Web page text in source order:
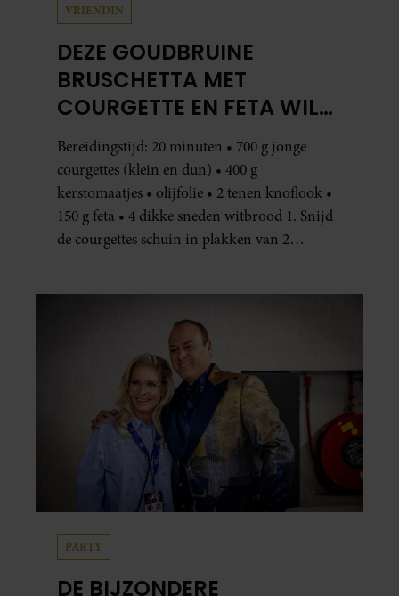
VRIENDIN
DEZE GOUDBRUINE
BRUSCHETTA MET
COURGETTE EN FETA WIL
JE METEEN MAKEN
Bereidingstijd: 20 minuten • 700 g jonge
courgettes (klein en dun) • 400 g
kerstomaatjes • olijfolie • 2 tenen knoflook •
150 g feta • 4 dikke sneden witbrood 1. Snijd
de courgettes schuin in plakken van 2
PARTY
DE BIJZONDERE